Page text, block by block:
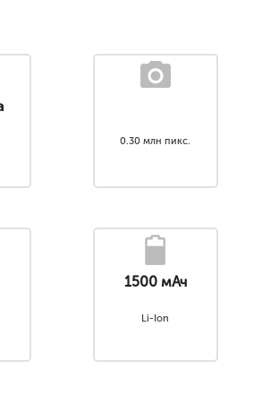
0.30 млн пикс.
1500 мАч
Li-Ion